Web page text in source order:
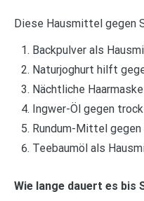
Diese Hausmittel gegen
Backpulver als
Naturjoghurt hilft
Nächtliche
Ingwer-Öl gegen
Rundum-Mittel
Teebaumöl als
Wie lange dauert es bis